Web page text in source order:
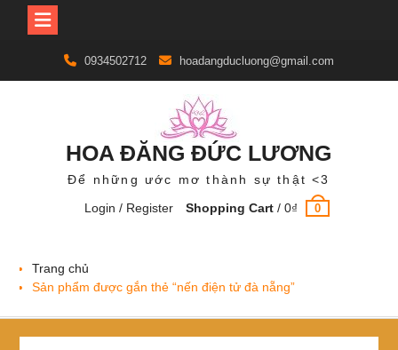
content
0934502712 hoadangducluong@gmail.com
HOA ĐĂNG ĐỨC LƯƠNG
Để những ước mơ thành sự thật <3
Login / Register
Shopping Cart /0₫ 0
Trang chủ
Sản phẩm được gắn thẻ “nến điện tử đà nẵng”